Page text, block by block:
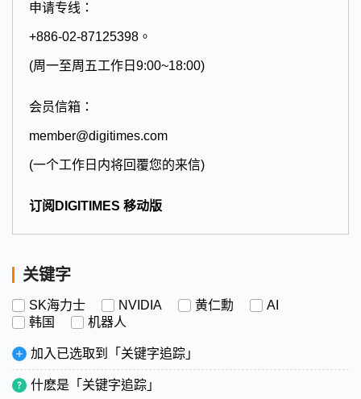
申请专线：
+886-02-87125398。
(周一至周五工作日9:00~18:00)
会员信箱：
member@digitimes.com
(一个工作日内将回覆您的来信)
订阅DIGITIMES 移动版
关键字
SK海力士 NVIDIA 黄仁勳
AI
韩国
机器人
加入已选取到「关键字追踪」
什麽是「关键字追踪」